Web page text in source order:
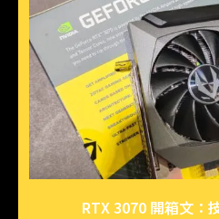
RTX 3070 開箱文：